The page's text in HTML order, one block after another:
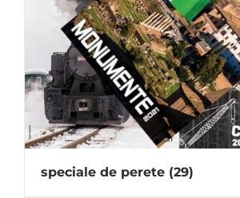
speciale de perete (29)